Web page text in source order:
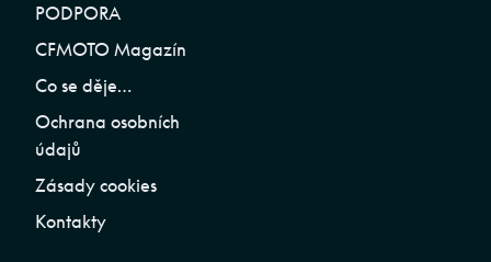
PODPORA
CFMOTO Magazín
Co se děje…
Ochrana osobních
údajů
Zásady cookies
Kontakty